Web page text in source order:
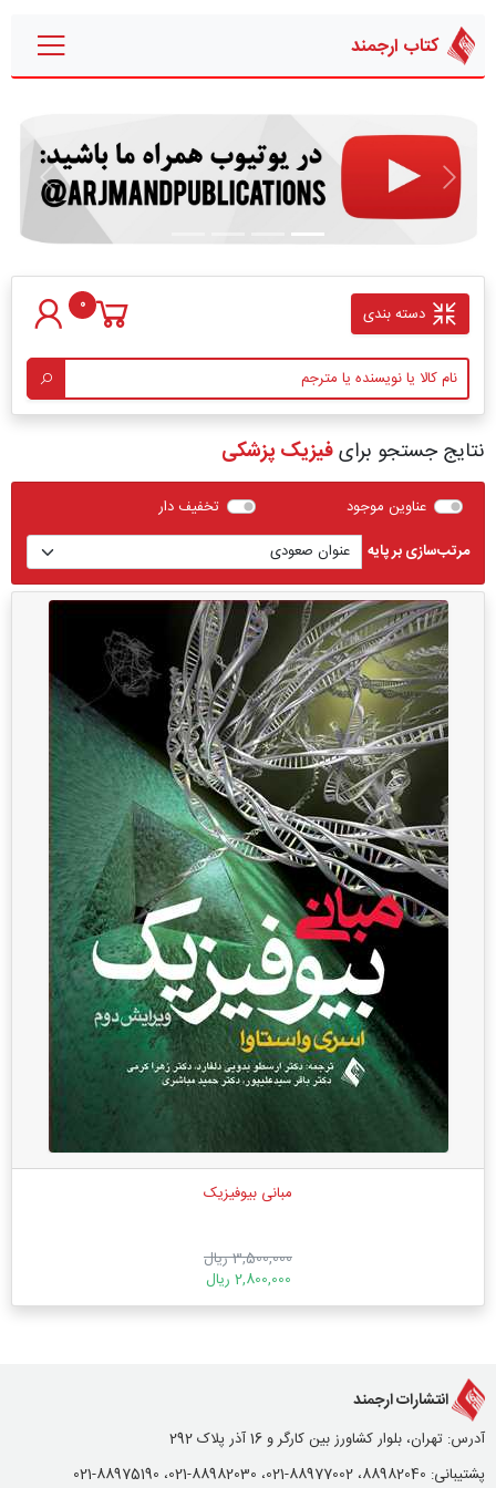
کتاب ارجمند
قبلی بعدی
دسته بندی 0
نتایج جستجو برایفیزیک پزشکی
عناوین موجود
تخفیف دار
مرتب‌سازی بر پایه
مبانی بیوفیزیک
3,500,000 ریال
2,800,000 ریال
انتشارات ارجمند
آدرس: تهران، بلوار کشاورز بین کارگر و 16 آذر پلاک 292
پشتیبانی: 88982040، 88977002-021، 88982030-021، 88975190-021